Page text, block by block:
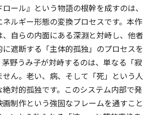
ロール』という物語の根幹を成すのは、
ネルギー形態の変換プロセスです。本作
、自らの内面にある深淵と対峙し、他者
に遮断する「主体的孤独」のプロセスを
野うみ子が対峙するのは、単なる「寂
せん。老い、病、そして「死」という人
対的孤独です。このシステム内部で発
制作という強固なフレームを通すこと